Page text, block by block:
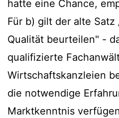
hatte eine Chance,
Für b) gilt der alte Satz
Qualität beurteilen" -
qualifizierte
Wirtschaftskanzleien
die notwendige
Marktkenntnis